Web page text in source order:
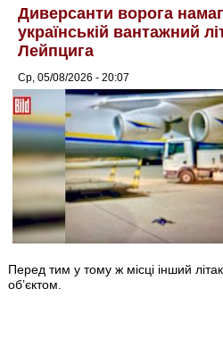
Диверсанти ворога
українській вантажний
Лейпцига
Ср, 05/08/2026 - 20:07
Перед тим у тому ж місці інший
об’єктом.